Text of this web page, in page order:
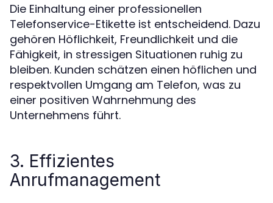
Die Einhaltung einer professionellen
Telefonservice-Etikette ist entscheidend. Dazu
gehören Höflichkeit, Freundlichkeit und die
Fähigkeit, in stressigen Situationen ruhig zu
bleiben. Kunden schätzen einen höflichen und
respektvollen Umgang am Telefon, was zu
einer positiven Wahrnehmung des
Unternehmens führt.
3. Effizientes
Anrufmanagement